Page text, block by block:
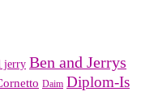
jerry Ben and Jerrys
Daim Diplom-Is